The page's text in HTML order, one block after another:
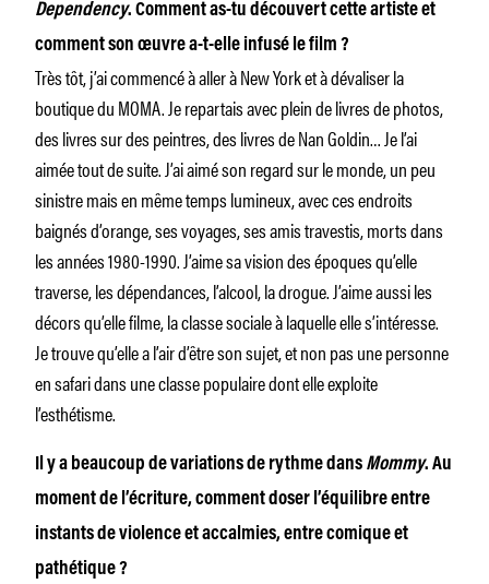
Dependency. Comment as-tu découvert cette artiste et
comment son œuvre a-t-elle infusé le film ?
Très tôt, j’ai commencé à aller à New York et à dévaliser la
boutique du MOMA. Je repartais avec plein de livres de photos,
des livres sur des peintres, des livres de Nan Goldin… Je l’ai
aimée tout de suite. J’ai aimé son regard sur le monde, un peu
sinistre mais en même temps lumineux, avec ces endroits
baignés d’orange, ses voyages, ses amis travestis, morts dans
les années 1980-1990. J’aime sa vision des époques qu’elle
traverse, les dépendances, l’alcool, la drogue. J’aime aussi les
décors qu’elle filme, la classe sociale à laquelle elle s’intéresse.
Je trouve qu’elle a l’air d’être son sujet, et non pas une personne
en safari dans une classe populaire dont elle exploite
l’esthétisme.
Il y a beaucoup de variations de rythme dans Mommy. Au
moment de l’écriture, comment doser l’équilibre entre
instants de violence et accalmies, entre comique et
pathétique ?